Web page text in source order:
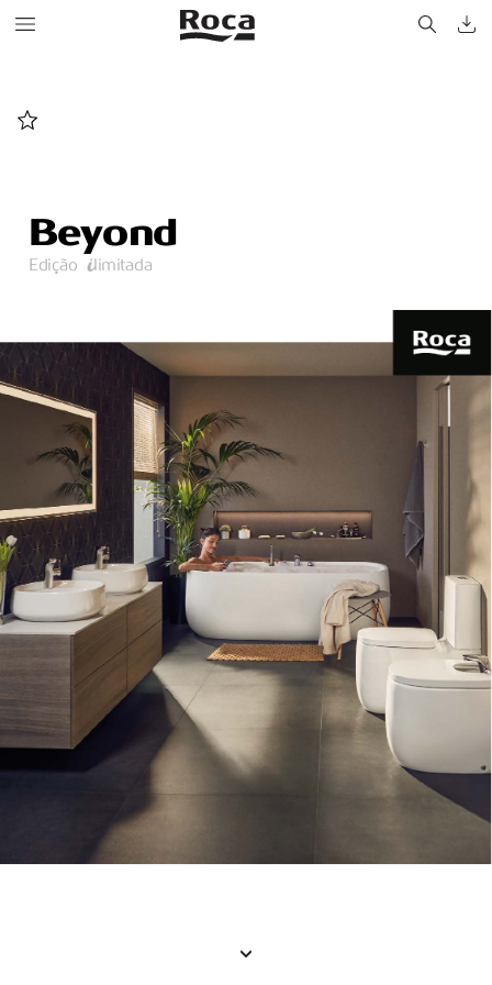
Beyond
Edição    limitada